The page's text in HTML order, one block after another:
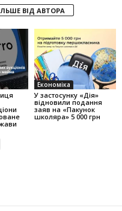
ВІД АВТОРА
Економіка
У застосунку «Дія»
відновили подання
заяв на «Пакунок
школяра» 5 000 грн